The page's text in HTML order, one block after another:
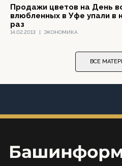
14.02.2013 | ЭКОНОМИКА
Продажи цветов на День
влюбленных в Уфе упали в
раз
ВСЕ